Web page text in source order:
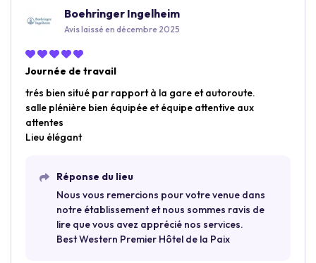
Boehringer Ingelheim
Avis laissé en décembre 2025
Journée de travail
trés bien situé par rapport à la gare et autoroute.
salle plénière bien équipée et équipe attentive aux
attentes
Lieu élégant
Réponse du lieu
Nous vous remercions pour votre venue dans
notre établissement et nous sommes ravis de
lire que vous avez apprécié nos services.
Best Western Premier Hôtel de la Paix